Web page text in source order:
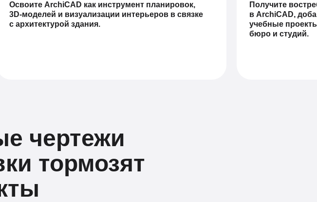
Получите
в ArchiCAD,
учебные
бюро и студий.
Освоите ArchiCAD как инструмент планировок,
3D-моделей и визуализации интерьеров в связке
с архитектурой здания.
чертежи
тормозят